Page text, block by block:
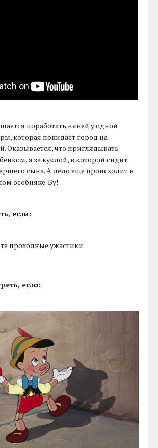
поработать няней у одной
которая покидает город на
Оказывается, что приглядывать
а за куклой, в которой сидит
сына. А дело еще происходит в
особняке. Бу!
если:
проходные ужастики
если: